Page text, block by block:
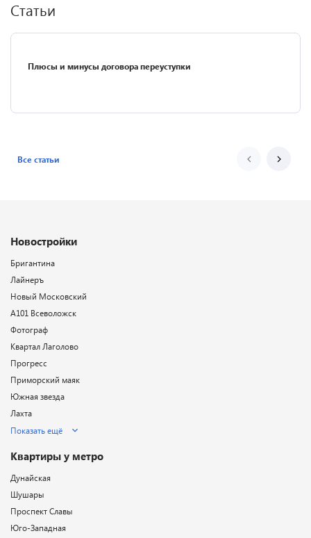
Статьи
Плюсы и минусы договора переуступки
Все статьи
Новостройки
Бригантина
Лайнеръ
Новый Московский
А101 Всеволожск
Фотограф
Квартал Лаголово
Прогресс
Приморский маяк
Южная звезда
Лахта
Показать ещё
Квартиры у метро
Дунайская
Шушары
Проспект Славы
Юго-Западная